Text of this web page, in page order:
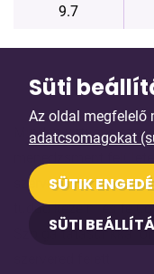
Süti
Az oldal megfelelő
adatcsomagokat
SÜTIK
SÜTI
9.7
szolgáltatás
Minden virtuális
szerverhez könnyen
tudod kezelni és
Szolgáltatásunkkal